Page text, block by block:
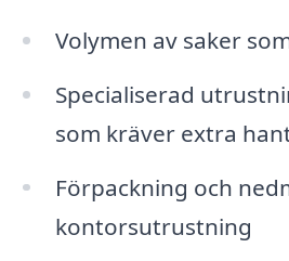
Volymen av saker
Specialiserad
som kräver extra
Förpackning och
kontorsutrustning